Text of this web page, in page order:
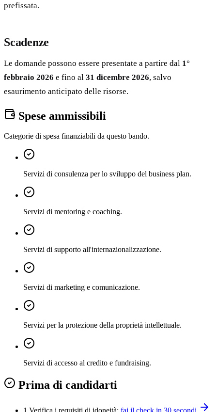
prefissata.
Scadenze
Le domande possono essere presentate a partire dal 1°
febbraio 2026 e fino al 31 dicembre 2026, salvo
esaurimento anticipato delle risorse.
Spese ammissibili
Categorie di spesa finanziabili da questo bando.
Servizi di consulenza per lo sviluppo del business plan.
Servizi di mentoring e coaching.
Servizi di supporto all'internazionalizzazione.
Servizi di marketing e comunicazione.
Servizi per la protezione della proprietà intellettuale.
Servizi di accesso al credito e fundraising.
Prima di candidarti